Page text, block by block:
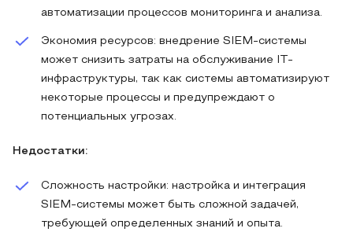
автоматизации процессов мониторинга и анализа.
Экономия ресурсов: внедрение SIEM-системы
может снизить затраты на обслуживание IT-
инфраструктуры, так как системы автоматизируют
некоторые процессы и предупреждают о
потенциальных угрозах.
Недостатки:
Сложность настройки: настройка и интеграция
SIEM-системы может быть сложной задачей,
требующей определенных знаний и опыта.